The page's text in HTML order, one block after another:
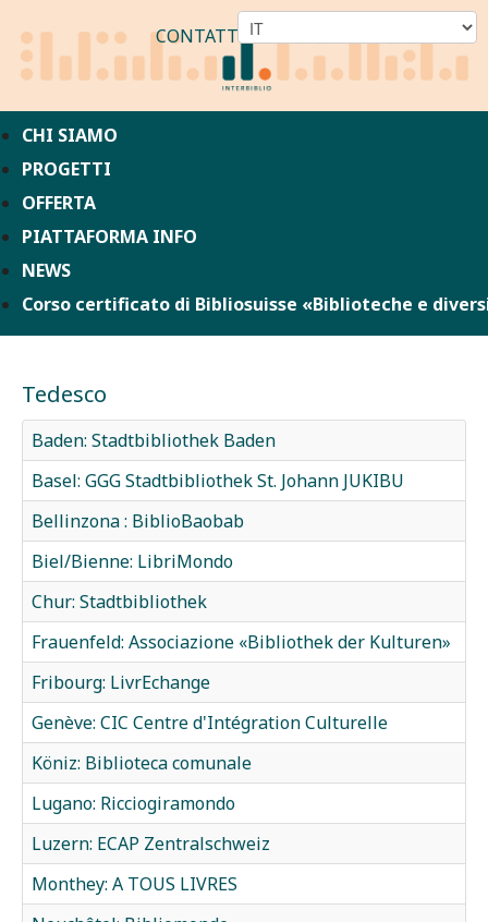
CONTATTO
CHI SIAMO
PROGETTI
OFFERTA
PIATTAFORMA INFO
NEWS
Corso certificato di Bibliosuisse «Biblioteche e
Tedesco
Baden: Stadtbibliothek Baden
Basel: GGG Stadtbibliothek St. Johann JUKIBU
Bellinzona : BiblioBaobab
Biel/Bienne: LibriMondo
Chur: Stadtbibliothek
Frauenfeld: Associazione «Bibliothek der Kulturen»
Fribourg: LivrEchange
Genève: CIC Centre d'Intégration Culturelle
Köniz: Biblioteca comunale
Lugano: Ricciogiramondo
Luzern: ECAP Zentralschweiz
Monthey: A TOUS LIVRES